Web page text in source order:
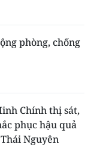
phòng, chống
Chính thị sát,
phục hậu quả
Nguyên